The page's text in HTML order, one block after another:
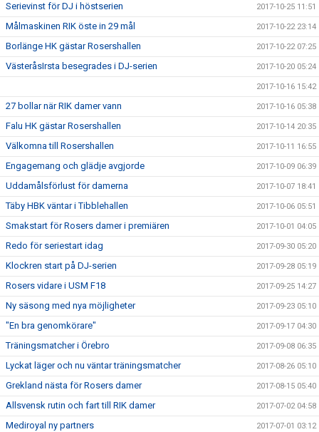
Serievinst för DJ i höstserien 2017-10-25 11:51
Målmaskinen RIK öste in 29 mål 2017-10-22 23:14
Borlänge HK gästar Rosershallen 2017-10-22 07:25
VästeråsIrsta besegrades i DJ-serien 2017-10-20 05:24
2017-10-16 15:42
27 bollar när RIK damer vann 2017-10-16 05:38
Falu HK gästar Rosershallen 2017-10-14 20:35
Välkomna till Rosershallen 2017-10-11 16:55
Engagemang och glädje avgjorde 2017-10-09 06:39
Uddamålsförlust för damerna 2017-10-07 18:41
Täby HBK väntar i Tibblehallen 2017-10-06 05:51
Smakstart för Rosers damer i premiären 2017-10-01 04:05
Redo för seriestart idag 2017-09-30 05:20
Klockren start på DJ-serien 2017-09-28 05:19
Rosers vidare i USM F18 2017-09-25 14:27
Ny säsong med nya möjligheter 2017-09-23 05:10
"En bra genomkörare" 2017-09-17 04:30
Träningsmatcher i Örebro 2017-09-08 06:35
Lyckat läger och nu väntar träningsmatcher 2017-08-26 05:10
Grekland nästa för Rosers damer 2017-08-15 05:40
Allsvensk rutin och fart till RIK damer 2017-07-02 04:58
Mediroyal ny partners 2017-07-01 03:12